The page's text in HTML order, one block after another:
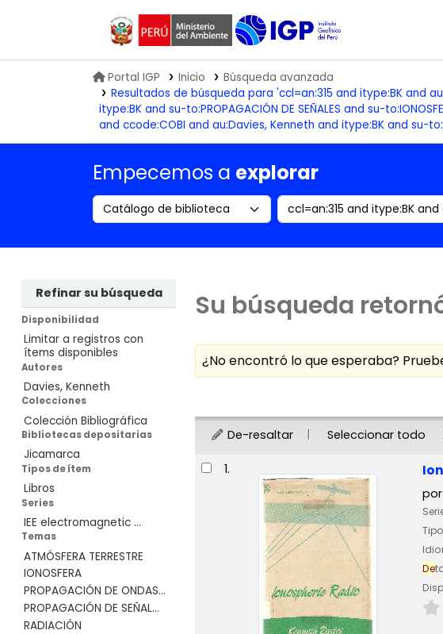
Biblioteca IGP
Portal IGP Inicio
Búsqueda avanzada
Resultados de búsqueda para 'ccl=an:315 and itype:BK and
itype:BK and su-to:PROPAGACIÓN DE SEÑALES and su-
and ccode:COBI and au:Davies, Kenneth and itype:BK and su-
Empecemos a explorar
Search the catalog by: Buscar en el
Refinar su búsqueda
Disponibilidad
Limitar a registros con
ítems disponibles
Autores
Davies, Kenneth
Colecciones
Colección Bibliográfica
Bibliotecas depositarias
Jicamarca
Tipos de ítem
Libros
Series
IEE electromagnetic ...
Temas
ATMÓSFERA TERRESTRE
IONOSFERA
PROPAGACIÓN DE ONDAS...
PROPAGACIÓN DE SEÑAL...
RADIACIÓN
Su búsqueda
¿No encontró lo que esperaba?
De-resaltar Seleccionar todo
Resultados
1.
por
Tipo
De